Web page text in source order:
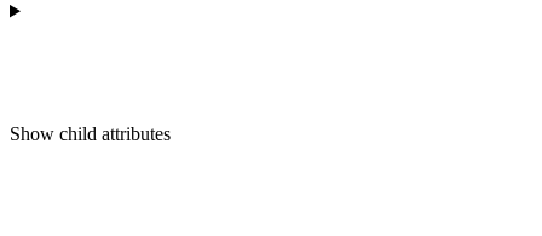
Show child attributes